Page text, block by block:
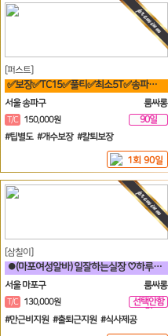
[퍼스트]
✅보장✅TC15✅풀티✅최소5T✅송파✅방이✅잠실✅석촌✅강남역삼✅선릉
서울 송파구
룸싸롱
T/C 150,000원
90일
#팁별도 #개수보장 #칼퇴보장
1회 90일
[삼칠이]
⏺(마포여성알바) 일잘하는실장 ♡하루50이상♡90분♡당일지급♡훈훈⏺
서울 마포구
룸싸롱
T/C 130,000원
선택안함
일
#만근비지원 #출퇴근지원 #식사제공